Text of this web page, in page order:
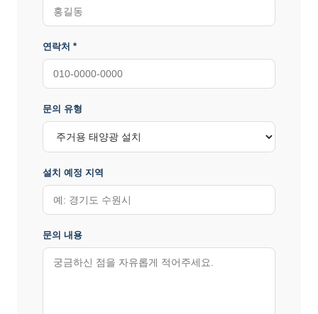
연락처 *
문의 유형
설치 예정 지역
문의 내용